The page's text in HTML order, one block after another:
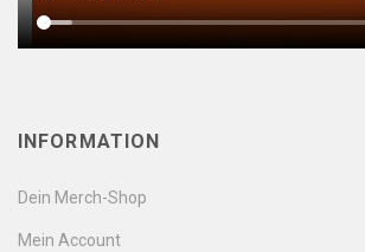
INFORMATION
Dein Merch-Shop
Mein Account